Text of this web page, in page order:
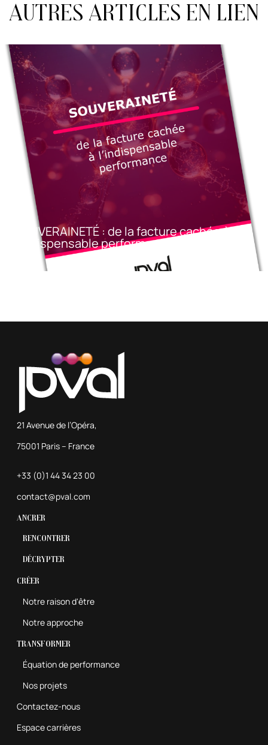
Autres articles en lien
SOUVERAINETÉ : de la facture cachée à
l’indispensable performance
21 Avenue de l’Opéra,
75001 Paris – France
+33 (0)1 44 34 23 00
contact@pval.com
Ancrer
Rencontrer
Décrypter
Créer
Notre raison d'être
Notre approche
Transformer
Équation de performance
Nos projets
Contactez-nous
Espace carrières